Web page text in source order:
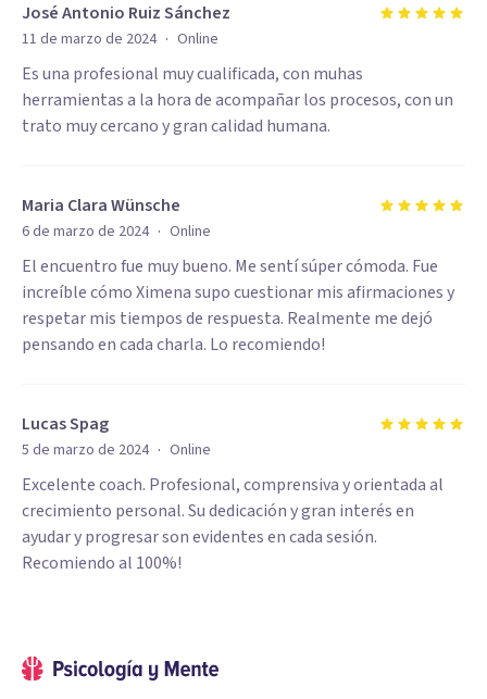
José Antonio Ruiz Sánchez
11 de marzo de 2024 · Online
Es una profesional muy cualificada, con muhas
herramientas a la hora de acompañar los procesos, con un
trato muy cercano y gran calidad humana.
Maria Clara Wünsche
6 de marzo de 2024 · Online
El encuentro fue muy bueno. Me sentí súper cómoda. Fue
increíble cómo Ximena supo cuestionar mis afirmaciones y
respetar mis tiempos de respuesta. Realmente me dejó
pensando en cada charla. Lo recomiendo!
Lucas Spag
5 de marzo de 2024 · Online
Excelente coach. Profesional, comprensiva y orientada al
crecimiento personal. Su dedicación y gran interés en
ayudar y progresar son evidentes en cada sesión.
Recomiendo al 100%!